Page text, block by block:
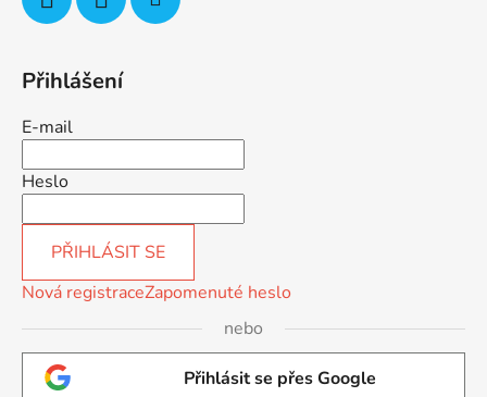
Přihlášení
E-mail
Heslo
PŘIHLÁSIT SE
Nová registraceZapomenuté heslo
nebo
Přihlásit se přes Google